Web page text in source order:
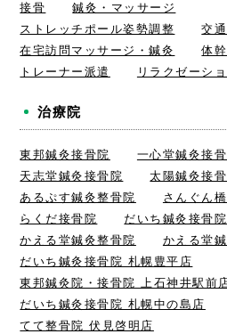
接骨
鍼灸・マッサージ
ストレッチポール姿勢調整
交
在宅訪問マッサージ・鍼灸
体
トレーナー派遣
リラクゼーシ
治療院
東邦鍼灸接骨院
一心堂鍼灸接
天志堂鍼灸接骨院
太陽鍼灸接
あるぷす鍼灸整骨院
さんぐん
らくだ接骨院
だいち鍼灸接骨院
かえる堂鍼灸整骨院
かえる堂
だいち鍼灸接骨院 札幌豊平店
東邦鍼灸院・接骨院 上石神井駅前
だいち鍼灸接骨院 札幌中の島店
てて整骨院 伏見啓明店